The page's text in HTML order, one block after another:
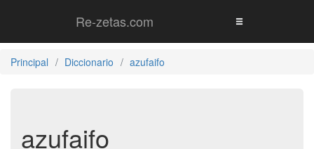
Re-zetas.com
Principal Diccionario azufaifo
azufaifo